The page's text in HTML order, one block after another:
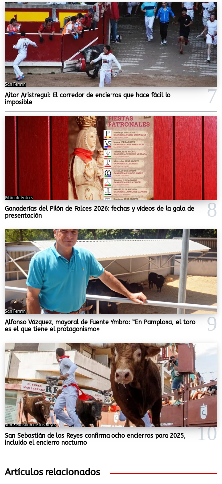
San Fermín
Aitor Aristregui: El corredor de encierros que hace fácil lo
imposible
Pilón de Falces
Ganaderías del Pilón de Falces 2026: fechas y vídeos de la gala de
presentación
San Fermín
Alfonso Vázquez, mayoral de Fuente Ymbro: “En Pamplona, el toro
es el que tiene el protagonismo»
San Sebastián de los Reyes
San Sebastián de los Reyes confirma ocho encierros para 2025,
incluido el encierro nocturno
Artículos relacionados